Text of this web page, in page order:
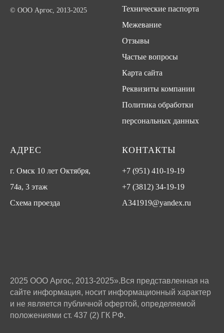
© ООО Аргос, 2013-2025
Технические паспорта
Межевание
Отзывы
Частые вопросы
Карта сайта
Реквизиты компании
Политика обработки
персональных данных
АДРЕС
г. Омск 10 лет Октября,
74а, 3 этаж
Схема проезда
КОНТАКТЫ
+7 (951) 410-19-19
+7 (3812) 34-19-19
A341919@yandex.ru
2025 ООО Аргос, 2013-2025».Вся представленная на
сайте информация, носит информационный характер
и не является публичной офертой, определяемой
положениями ст. 437 (2) ГК РФ.